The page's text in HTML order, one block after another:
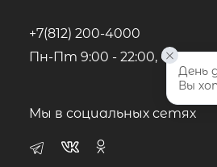
+7(812) 200-4000
Пн-Пт 9:00 - 22:00, Сб-Вс
Мы в социальных сетях
День
Вы